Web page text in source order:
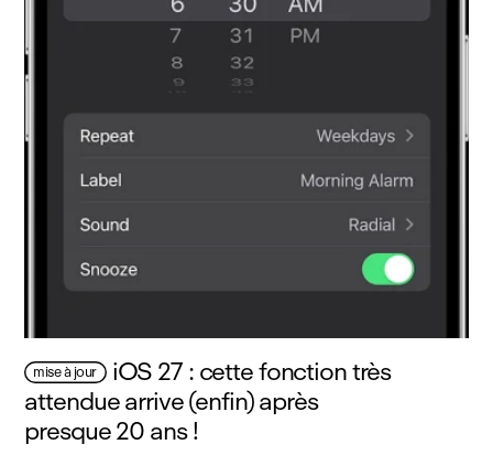
mise à jour iOS 27 : cette fonction très
attendue arrive (enfin) après
presque 20 ans !